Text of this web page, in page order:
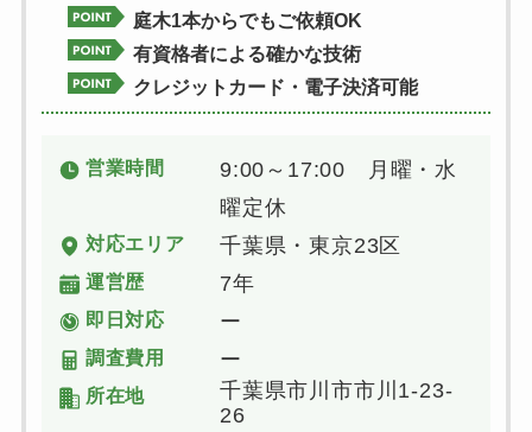
庭木1本からでもご依頼OK
有資格者による確かな技術
クレジットカード・電子決済可能
営業時間
9:00～17:00 月曜・水
曜定休
対応エリア 千葉県・東京23区
運営歴 7年
即日対応 ー
調査費用 ー
所在地
千葉県市川市市川1-23-
26